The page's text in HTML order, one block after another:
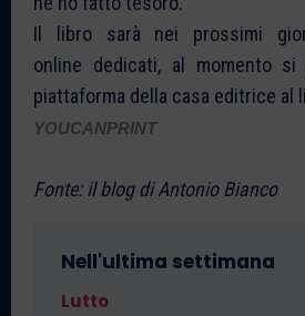
Il libro sarà nei prossimi
online dedicati, al momento
piattaforma della casa editrice al
YOUCANPRINT
Fonte: il blog di Antonio Bianco
Nell'ultima settimana
Lutto